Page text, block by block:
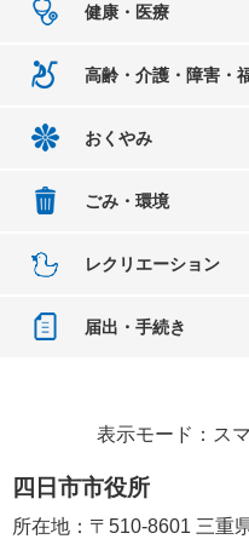
健康・医療
高齢・介護・障害・
おくやみ
ごみ・環境
レクリエーション
届出・手続き
表示モード：ス
四日市市役所
所在地：〒510-8601 三重